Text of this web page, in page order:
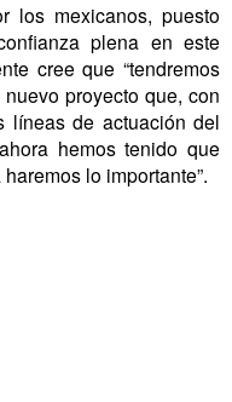
los mexicanos, puesto
plena en este
cree que “tendremos
proyecto que, con
líneas de actuación del
hemos tenido que
lo importante”.